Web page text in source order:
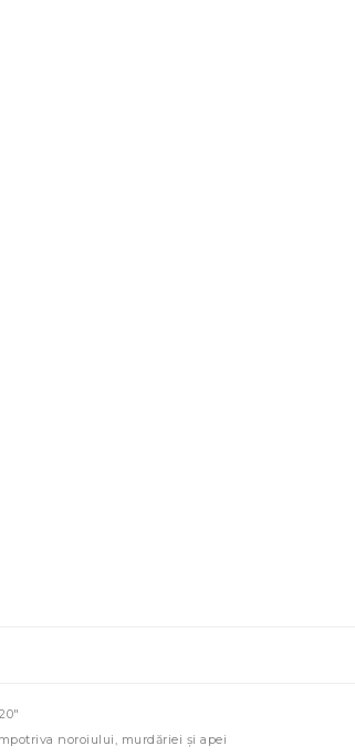
noroiului, murdăriei și apei